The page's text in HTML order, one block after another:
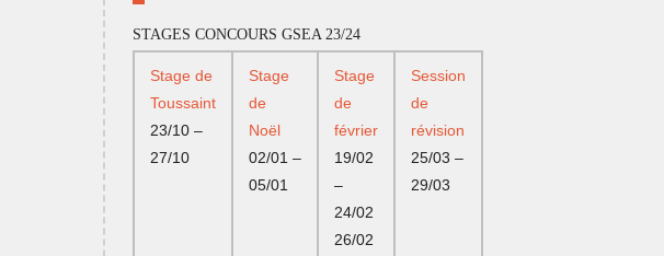
STAGES CONCOURS GSEA 23/24
Stage de
Toussaint
23/10 –
27/10
Stage
de
Noël
02/01 –
05/01
Stage
de
février
19/02
–
24/02
26/02
Session
de
révision
25/03 –
29/03